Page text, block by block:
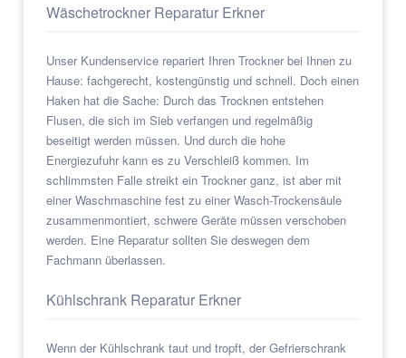
Wäschetrockner Reparatur Erkner
Unser Kundenservice repariert Ihren Trockner bei Ihnen zu
Hause: fachgerecht, kostengünstig und schnell. Doch einen
Haken hat die Sache: Durch das Trocknen entstehen
Flusen, die sich im Sieb verfangen und regelmäßig
beseitigt werden müssen. Und durch die hohe
Energiezufuhr kann es zu Verschleiß kommen. Im
schlimmsten Falle streikt ein Trockner ganz, ist aber mit
einer Waschmaschine fest zu einer Wasch-Trockensäule
zusammenmontiert, schwere Geräte müssen verschoben
werden. Eine Reparatur sollten Sie deswegen dem
Fachmann überlassen.
Kühlschrank Reparatur Erkner
Wenn der Kühlschrank taut und tropft, der Gefrierschrank